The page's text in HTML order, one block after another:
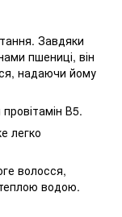
Завдяки
пшениці, він
надаючи йому
В5.
легко
волосся,
водою.